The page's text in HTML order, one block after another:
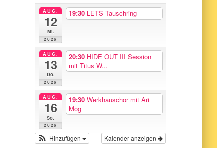
AUG.
12
Mi.
2026
19:30 LETS Tauschring
AUG.
13
Do.
2026
20:30 HIDE OUT III Session
mit Titus W...
AUG.
16
So.
2026
19:30Werkhauschor mit Ari
Mog
Kalender anzeigen
Hinzufügen